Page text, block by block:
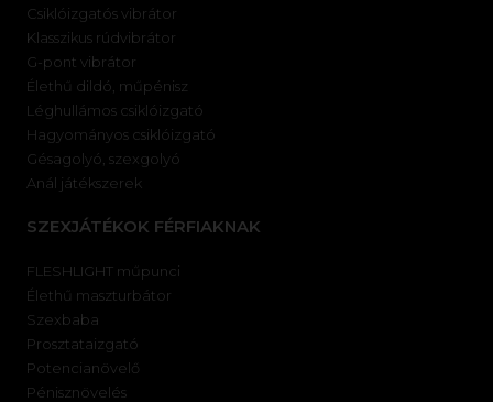
Csiklóizgatós vibrátor
Klasszikus rúdvibrátor
G-pont vibrátor
Élethű dildó, műpénisz
Léghullámos csiklóizgató
Hagyományos csiklóizgató
Gésagolyó, szexgolyó
Anál játékszerek
SZEXJÁTÉKOK FÉRFIAKNAK
FLESHLIGHT műpunci
Élethű maszturbátor
Szexbaba
Prosztataizgató
Potencianövelő
Pénisznövelés